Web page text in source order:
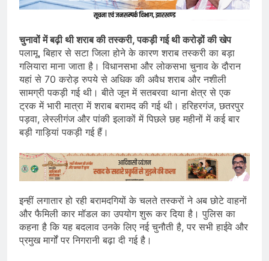
चुनावों में बढ़ी थी शराब की तस्करी, पकड़ी गई थी करोड़ों की खेप
पलामू, बिहार से सटा जिला होने के कारण शराब तस्करी का बड़ा
गलियारा माना जाता है। विधानसभा और लोकसभा चुनाव के दौरान
यहां से 70 करोड़ रुपये से अधिक की अवैध शराब और नशीली
सामग्री पकड़ी गई थी। बीते जून में सतबरवा थाना क्षेत्र से एक
ट्रक में भारी मात्रा में शराब बरामद की गई थी। हरिहरगंज, छतरपुर
पड़वा, लेस्लीगंज और पांकी इलाकों में पिछले छह महीनों में कई बार
बड़ी गाड़ियां पकड़ी गई हैं।
इन्हीं लगातार हो रही बरामदगियों के चलते तस्करों ने अब छोटे वाहनों
और फैमिली कार मॉडल का उपयोग शुरू कर दिया है। पुलिस का
कहना है कि यह बदलाव उनके लिए नई चुनौती है, पर सभी हाईवे और
प्रमुख मार्गों पर निगरानी बढ़ा दी गई है।